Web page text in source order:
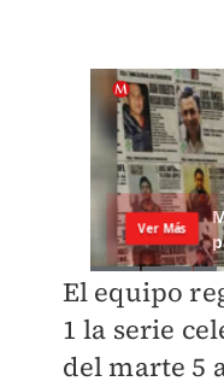
El equipo
1 la serie
del marte 5